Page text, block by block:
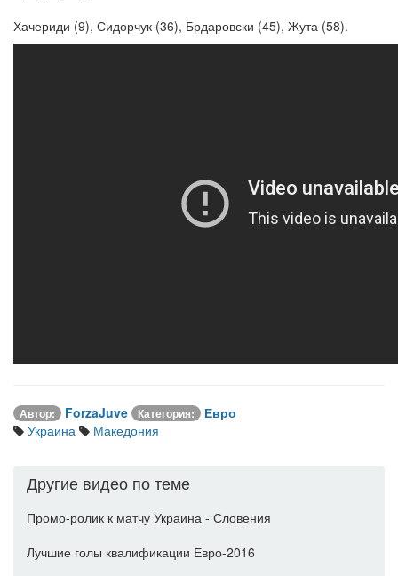
Хачериди (9), Сидорчук (36), Брдаровски (45), Жута (58).
Автор: ForzaJuve Категория:
Евро
Украина
Македония
Другие видео по теме
Промо-ролик к матчу Украина - Словения
Лучшие голы квалификации Евро-2016